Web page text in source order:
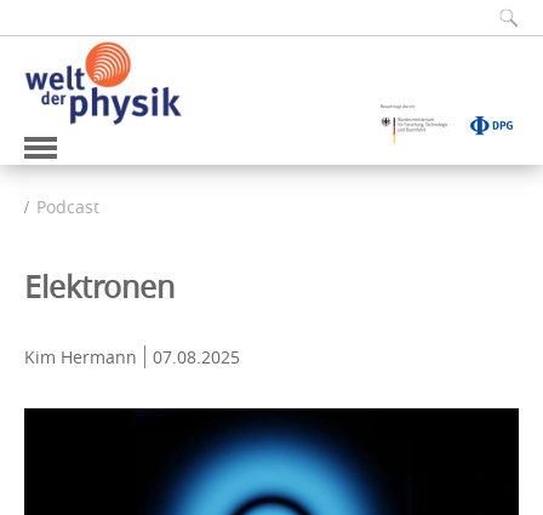
Podcast
Elektronen
Kim Hermann 07.08.2025